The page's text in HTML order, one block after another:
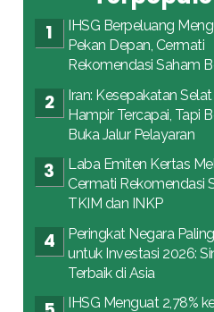
IHSG Berpeluang
Pekan Depan, Cermati
Rekomendasi Saham
Iran: Kesepakatan
Hampir Tercapai, Tapi
Buka Jalur Pelayaran
Laba Emiten Kertas
Cermati Rekomendasi
TKIM dan INKP
Peringkat Negara
untuk Investasi 2026:
Terbaik di Asia
IHSG Menguat 2,78%